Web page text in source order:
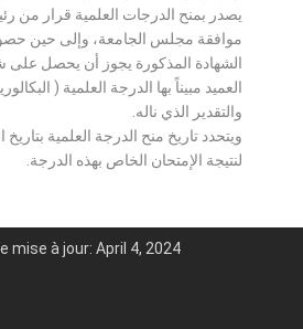
يصدر بمنح الدرجات العلمية قرار من
موافقة مجلس الجامعة، وإلى حين
الشهادة المذكورة يجوز أن يحصل على
العميد مبيناً بها الدرجة العلمية (
والتقدير الذي ناله.
ويتحدد تاريخ منح الدرجة العلمية
لنتيجة الإمتحان الخاص بهذه الدرجة.
mise à jour: April 4, 2024